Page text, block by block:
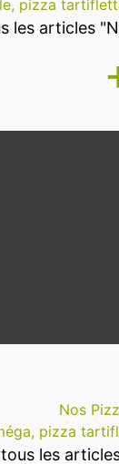
pizza
les articles
Nos
pizza
les